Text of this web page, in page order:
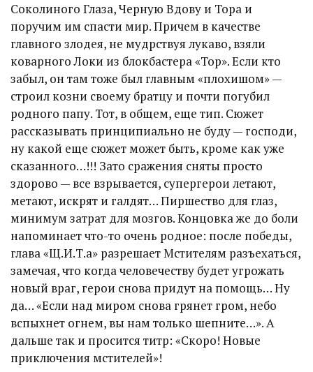
Соколиного Глаза, Черную Вдову и Тора и
поручим им спасти мир. Причем в качестве
главного злодея, не мудрствуя лукаво, взяли
коварного Локи из блокбастера «Тор». Если кто
забыл, он там тоже был главным «плохишом» —
строил козни своему братцу и почти погубил
родного папу. Тот, в общем, еще тип. Сюжет
рассказывать принципиально не буду — господи,
ну какой еще сюжет может быть, кроме как уже
сказанного…!!! Зато сражения сняты просто
здорово — все взрывается, супергерои летают,
метают, искрят и галдят… Пиршество для глаз,
минимум затрат для мозгов. Концовка же до боли
напоминает что-то очень родное: после победы,
глава «Щ.И.Т.а» разрешает Мстителям разъехаться,
замечая, что когда человечеству будет угрожать
новый враг, герои снова придут на помощь… Ну
да… «Если над миром снова грянет гром, небо
вспыхнет огнем, вы нам только шепните…». А
дальше так и просится титр: «Скоро! Новые
приключения мстителей»!